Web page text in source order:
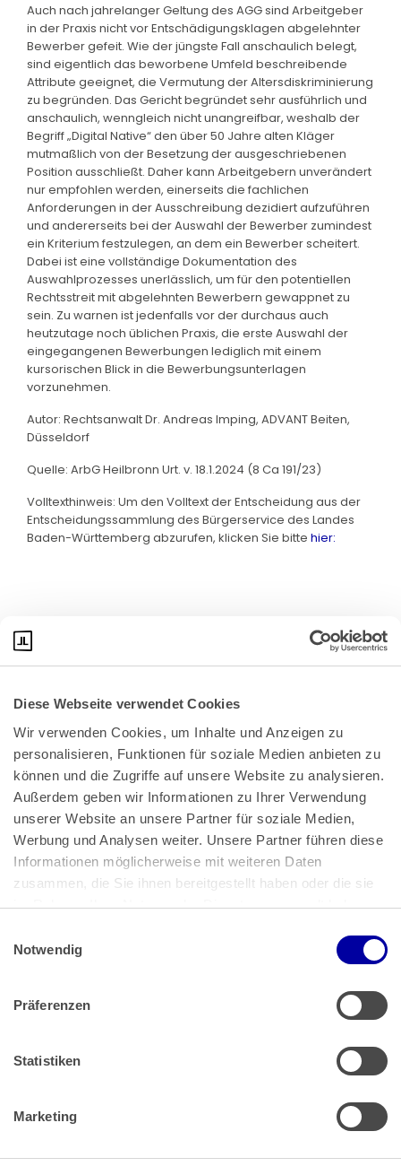
Diese Webseite verwendet Cookies
Wir verwenden Cookies, um Inhalte und Anzeigen zu
personalisieren, Funktionen für soziale Medien anbieten zu
können und die Zugriffe auf unsere Website zu analysieren.
Außerdem geben wir Informationen zu Ihrer Verwendung
unserer Website an unsere Partner für soziale Medien,
Werbung und Analysen weiter. Unsere Partner führen diese
Informationen möglicherweise mit weiteren Daten
zusammen, die Sie ihnen bereitgestellt haben oder die sie
im Rahmen Ihrer Nutzung der Dienste gesammelt haben.
Impressum
Notwendig
Präferenzen
Statistiken
Marketing
Auch nach jahrelanger Geltung des AGG sind Arbeitgeber
in der Praxis nicht vor Entschädigungsklagen abgelehnter
Bewerber gefeit. Wie der jüngste Fall anschaulich belegt,
sind eigentlich das beworbene Umfeld beschreibende
Attribute geeignet, die Vermutung der Altersdiskriminierung
zu begründen. Das Gericht begründet sehr ausführlich und
anschaulich, wenngleich nicht unangreifbar, weshalb der
Begriff „Digital Native“ den über 50 Jahre alten Kläger
mutmaßlich von der Besetzung der ausgeschriebenen
Position ausschließt. Daher kann Arbeitgebern unverändert
nur empfohlen werden, einerseits die fachlichen
Anforderungen in der Ausschreibung dezidiert aufzuführen
und andererseits bei der Auswahl der Bewerber zumindest
ein Kriterium festzulegen, an dem ein Bewerber scheitert.
Dabei ist eine vollständige Dokumentation des
Auswahlprozesses unerlässlich, um für den potentiellen
Rechtsstreit mit abgelehnten Bewerbern gewappnet zu
sein. Zu warnen ist jedenfalls vor der durchaus auch
heutzutage noch üblichen Praxis, die erste Auswahl der
eingegangenen Bewerbungen lediglich mit einem
kursorischen Blick in die Bewerbungsunterlagen
vorzunehmen.
Autor: Rechtsanwalt Dr. Andreas Imping, ADVANT Beiten,
Düsseldorf
Quelle: ArbG Heilbronn Urt. v. 18.1.2024 (8 Ca 191/23)
Volltexthinweis: Um den Volltext der Entscheidung aus der
Entscheidungssammlung des Bürgerservice des Landes
Baden-Württemberg abzurufen, klicken Sie bitte hier:
Bundeskanzlerplatz 2
53113 Bonn
Pressemitteilungen|AGB
Impressum|Datenschutz
Muster Widerrufsformular (PDF)
Barrierefreiheit